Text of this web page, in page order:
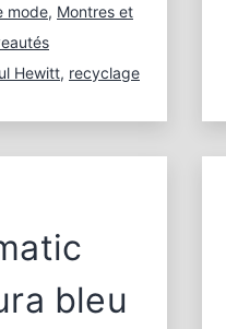
mode, Montres et
Hewitt, recyclage
bleu